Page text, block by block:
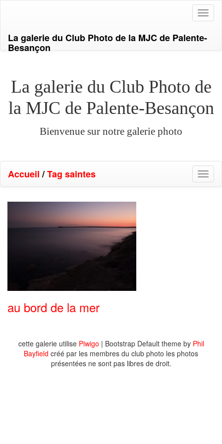
La galerie du Club Photo de la MJC de Palente-
Besançon
La galerie du Club Photo de
la MJC de Palente-Besançon
Bienvenue sur notre galerie photo
Accueil /Tag saintes
au bord de la mer
cette galerie utilise Piwigo | Bootstrap Default theme by Phil
Bayfield créé par les membres du club photo les photos
présentées ne sont pas libres de droit.